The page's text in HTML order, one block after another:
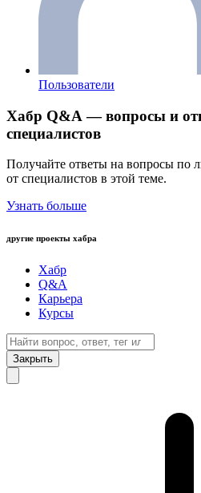
Пользователи
Хабр Q&A — вопросы и
специалистов
Получайте ответы на вопросы по
от специалистов в этой теме.
Узнать больше
другие проекты хабра
Хабр
Q&A
Карьера
Курсы
Закрыть